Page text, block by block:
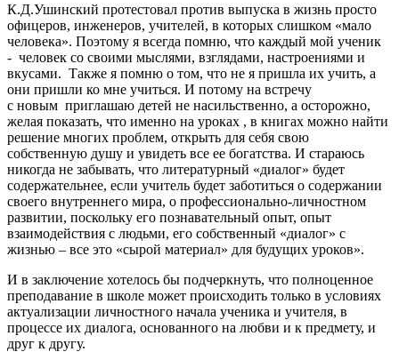
К.Д.Ушинский протестовал против выпуска в жизнь просто
офицеров, инженеров, учителей, в которых слишком «мало
человека». Поэтому я всегда помню, что каждый мой ученик
- человек со своими мыслями, взглядами, настроениями и
вкусами. Также я помню о том, что не я пришла их учить, а
они пришли ко мне учиться. И потому на встречу
с новым приглашаю детей не насильственно, а осторожно,
желая показать, что именно на уроках , в книгах можно найти
решение многих проблем, открыть для себя свою
собственную душу и увидеть все ее богатства. И стараюсь
никогда не забывать, что литературный «диалог» будет
содержательнее, если учитель будет заботиться о содержании
своего внутреннего мира, о профессионально-личностном
развитии, поскольку его познавательный опыт, опыт
взаимодействия с людьми, его собственный «диалог» с
жизнью – все это «сырой материал» для будущих уроков».
И в заключение хотелось бы подчеркнуть, что полноценное
преподавание в школе может происходить только в условиях
актуализации личностного начала ученика и учителя, в
процессе их диалога, основанного на любви и к предмету, и
друг к другу.